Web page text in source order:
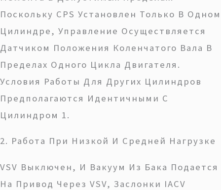
Поскольку CPS Установлен Только В Одном
Цилиндре, Управление Осуществляется
Датчиком Положения Коленчатого Вала В
Пределах Одного Цикла Двигателя.
Условия Работы Для Других Цилиндров
Предполагаются Идентичными С
Цилиндром 1.
2. Работа При Низкой И Средней Нагрузке
VSV Выключен, И Вакуум Из Бака Подается
На Привод Через VSV, Заслонки IACV